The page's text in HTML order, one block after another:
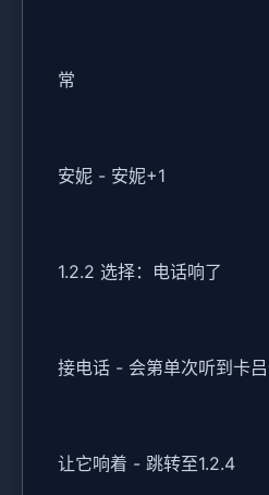
常
安妮 - 安妮+1
1.2.2 选择：电话响了
接电话 - 会第单次听到卡
让它响着 - 跳转至1.2.4